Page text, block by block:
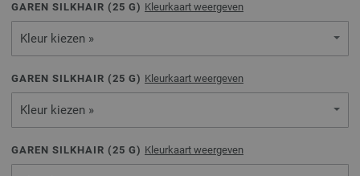
GAREN SILKHAIR (25 G) Kleurkaart weergeven
Kleur kiezen »
GAREN SILKHAIR (25 G) Kleurkaart weergeven
Kleur kiezen »
GAREN SILKHAIR (25 G) Kleurkaart weergeven